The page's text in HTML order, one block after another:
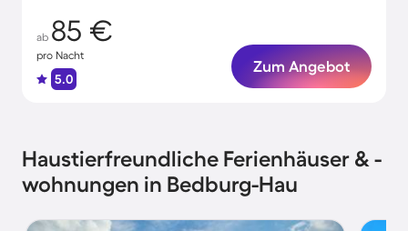
ab 85 €
pro Nacht
5.0
Zum Angebot
Haustierfreundliche Ferienhäuser & -
wohnungen in Bedburg-Hau